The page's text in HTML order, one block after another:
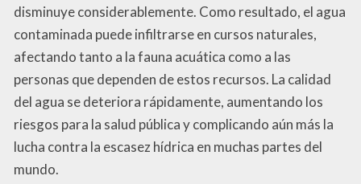
disminuye considerablemente. Como resultado, el agua
contaminada puede infiltrarse en cursos naturales,
afectando tanto a la fauna acuática como a las
personas que dependen de estos recursos. La calidad
del agua se deteriora rápidamente, aumentando los
riesgos para la salud pública y complicando aún más la
lucha contra la escasez hídrica en muchas partes del
mundo.